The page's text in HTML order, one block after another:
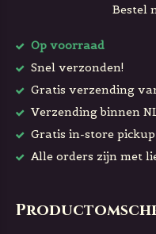
Bestel
Op voorraad
Snel verzonden!
Gratis verzending
Verzending binnen
Gratis in-store
Alle orders zijn met